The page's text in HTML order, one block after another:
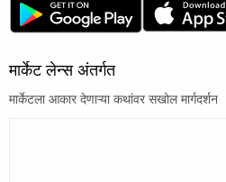
मार्केट लेन्स अंतर्गत
मार्केटला आकार देणाऱ्या कथांवर सखोल मार्गदर्शन